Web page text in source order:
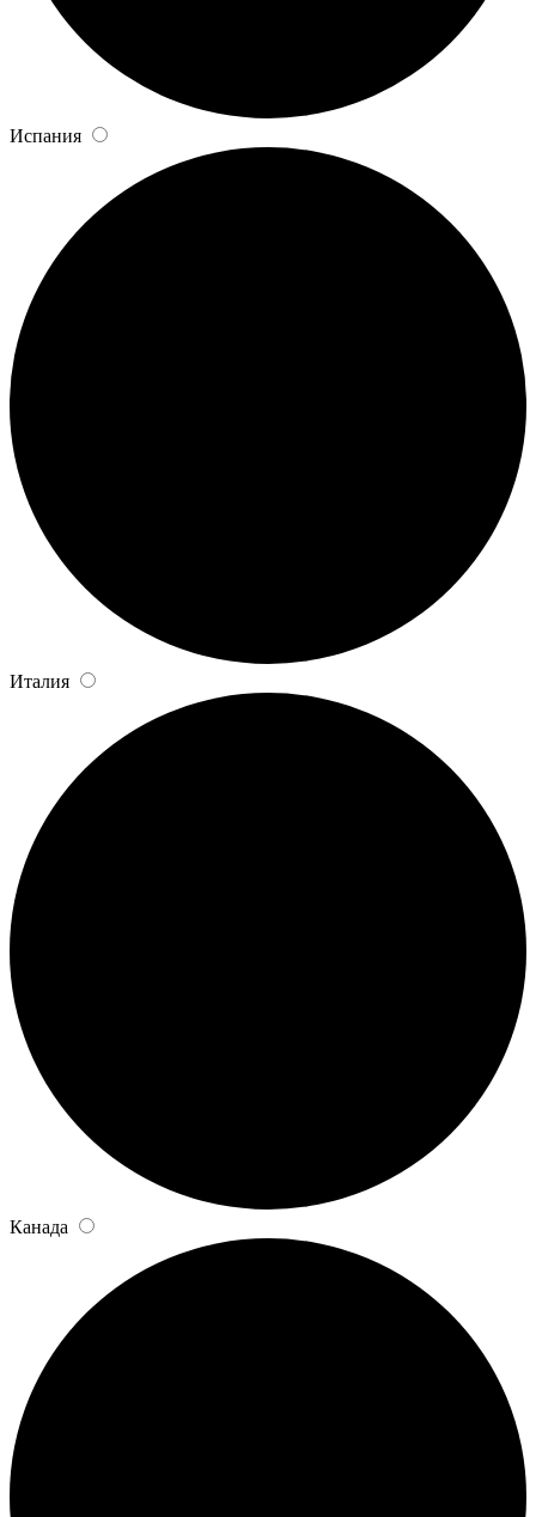
Испания
Италия
Канада